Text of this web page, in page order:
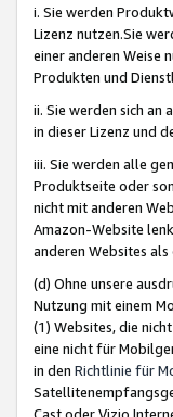
i. Sie werden
Lizenz nutzen.Sie
einer anderen Weise
Produkten und
ii. Sie werden sich an
in dieser Lizenz und
iii. Sie werden alle
Produktseite oder
nicht mit anderen
Amazon-Website
anderen Websites
(d) Ohne unsere
Nutzung mit einem
(1) Websites, die
eine nicht für
in den Richtlinie für
Cast oder Vizio